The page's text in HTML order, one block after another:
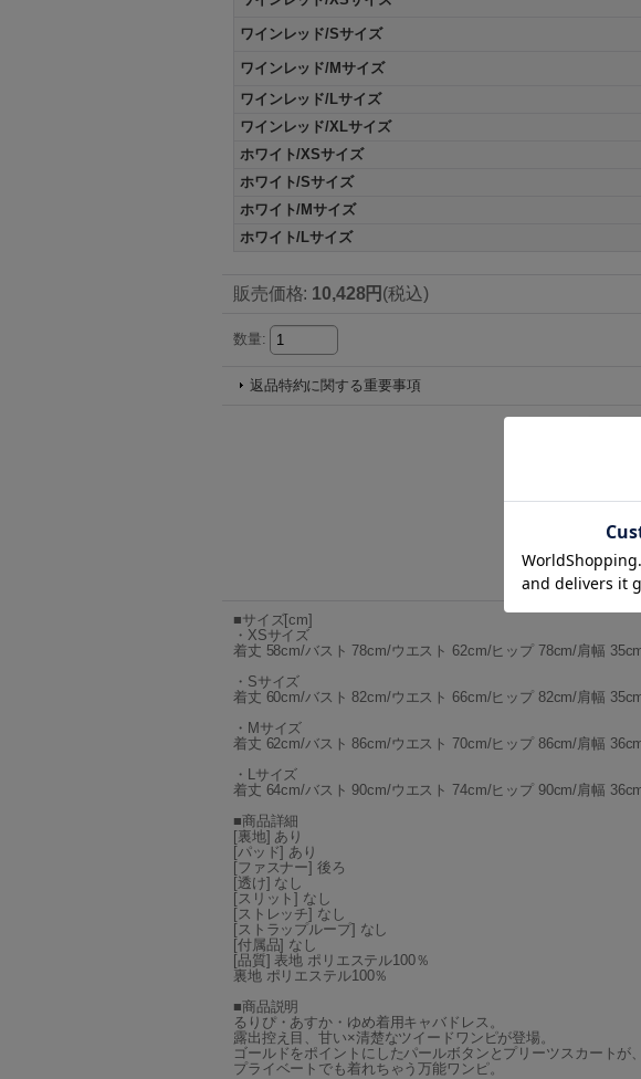
ワインレッド/Sサイズ
ワインレッド/Mサイズ
ワインレッド/Lサイズ
ワインレッド/XLサイズ
ホワイト/XSサイズ
ホワイト/Sサイズ
ホワイト/Mサイズ
ホワイト/Lサイズ
販売価格: 10,428円 (税込)
数量:
返品特約に関する重要事項
■サイズ[cm]
・XSサイズ
着丈 58cm/バスト 78cm/ウエスト 62cm/ヒップ 78cm/肩幅
・Sサイズ
着丈 60cm/バスト 82cm/ウエスト 66cm/ヒップ 82cm/肩幅
・Mサイズ
着丈 62cm/バスト 86cm/ウエスト 70cm/ヒップ 86cm/肩幅
・Lサイズ
着丈 64cm/バスト 90cm/ウエスト 74cm/ヒップ 90cm/肩幅
■商品詳細
[裏地] あり
[パッド] あり
[ファスナー] 後ろ
[透け] なし
[スリット] なし
[ストレッチ] なし
[ストラップループ] なし
[付属品] なし
[品質] 表地 ポリエステル100％
裏地 ポリエステル100％
■商品説明
るりぴ・あすか・ゆめ着用キャバドレス。
露出控え目、甘い×清楚なツイードワンピが登場。
ゴールドをポイントにしたパールボタンとプリーツスカートが
プライベートでも着れちゃう万能ワンピ。